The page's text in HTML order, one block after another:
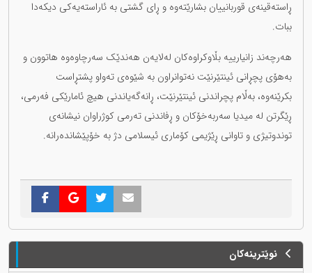
ڕاستەقینەی قوربانییان بشارێتەوە و ڕای گشتی بە ئاراستەیەکی دیکەدا
ببات.
هەرچەند زانیارییە بڵاوکراوەکان لەلایەن هەندێک سەرچاوەوە هاتوون و
بەهۆی پچڕانی ئینتێرنێت نەتوانراون بە شێوەی تەواو پشتڕاست
بکرێنەوە، بەڵام پچراندنی ئینتێرنێت، ڕانەگەیاندنی هیچ ئامارێکی فەرمی،
ڕێگرتن لە میدیا سەربەخۆکان و ڕفاندنی تەرمی کوژراوان نیشانەی
توندوتیژی و تاوانی ڕێژیمی کۆماری ئیسلامی دژ بە خۆپێشاندەرانە.
نوێترینەکان